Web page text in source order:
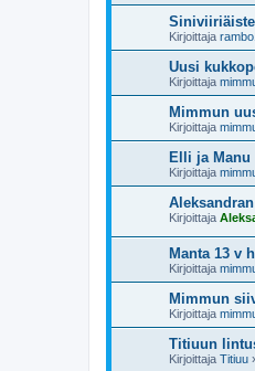
Kirjoittaja
Uusi
Kirjoittaja
Mimmun
Kirjoittaja
Elli ja Manu
Kirjoittaja
Kirjoittaja
Manta 13 v
Kirjoittaja
Mimmun
Kirjoittaja
Titiuun
Kirjoittaja Titiuu